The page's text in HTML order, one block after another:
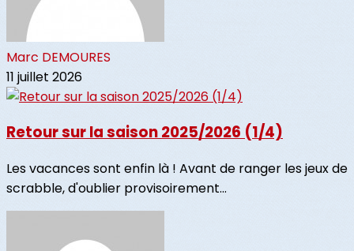
Marc DEMOURES
11 juillet 2026
Retour sur la saison 2025/2026 (1/4)
Les vacances sont enfin là ! Avant de ranger les jeux de
scrabble, d'oublier provisoirement...